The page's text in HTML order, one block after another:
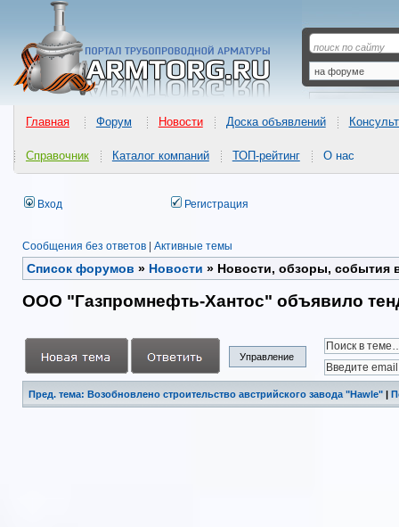
Главная Форум Новости Доска объявлений
Справочник Каталог компаний ТОП-рейтинг О нас
Вход Регистрация
Сообщения без ответов | Активные темы
Список форумов » Новости » Новости, обзоры, события
ООО "Газпромнефть-Хантос" объявило
Управление
Пред. тема: Возобновлено строительство австрийского завода "Hawle" |